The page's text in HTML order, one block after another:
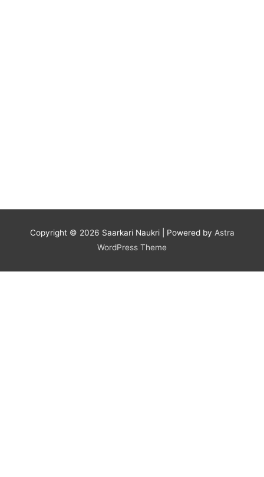
Copyright © 2026 Saarkari Naukri| Powered by Astra
WordPress Theme